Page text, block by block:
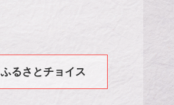
ふるさとチョイス